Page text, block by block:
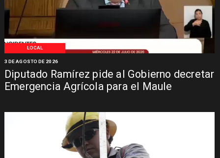
LOCAL
Diputado Ramírez pide al Gobierno decretar
Emergencia Agrícola para el Maule
3 DE AGOSTO DE 2026